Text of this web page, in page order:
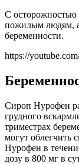
С осторожностью
пожилым людям,
беременности.
https://
Сироп Нурофен
грудного
триместрах
могут облегчить
Нурофен в
дозу в 800 мг в